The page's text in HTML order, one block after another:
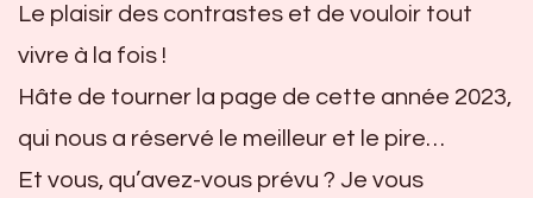
Le plaisir des contrastes et de vouloir tout
vivre à la fois !
Hâte de tourner la page de cette année 2023,
qui nous a réservé le meilleur et le pire…
Et vous, qu’avez-vous prévu ? Je vous